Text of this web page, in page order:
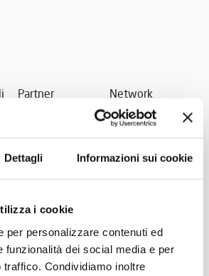
Dettagli Informazioni sui cookie
i cookie
per personalizzare contenuti ed
funzionalità dei social media e per
Condividiamo inoltre
Partner Network